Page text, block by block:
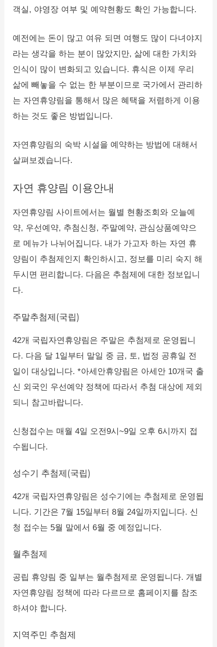
객실, 야영장 여부 및 예약현황도 확인 가능합니다.
예전에는 돈이 많고 여유 되면 여행도 많이 다녀야지
라는 생각을 하는 분이 많았지만, 삶에 대한 가치와
인식이 많이 변화되고 있습니다. 휴식은 이제 우리
삶에 빼놓을 수 없는 한 부분이므로 국가에서 관리하
는 자연휴양림을 통해서 많은 혜택을 저렴하게 이용
하는 것도 좋은 방법입니다.
자연휴양림의 숙박 시설을 예약하는 방법에 대해서
살펴보겠습니다.
자연 휴양림 이용안내
자연휴양림 사이트에서는 월별 현황조회와 오늘예
약, 우선예약, 추첨신청, 주말예약, 관심상품예약으
로 메뉴가 나뉘어집니다. 내가 가고자 하는 자연 휴
양림이 추첨제인지 확인하시고, 정보를 미리 숙지 해
두시면 편리합니다. 다음은 추첨제에 대한 정보입니
다.
주말추첨제(국립)
42개 국립자연휴양림은 주말은 추첨제로 운영됩니
다. 다음 달 1일부터 말일 중 금, 토, 법정 공휴일 전
일이 대상입니다. *아세안휴양림은 아세안 10개국 출
신 외국인 우선예약 정책에 따라서 추첨 대상에 제외
되니 참고바랍니다.
신청접수는 매월 4일 오전9시~9일 오후 6시까지 접
수됩니다.
성수기 추첨제(국립)
42개 국립자연휴양림은 성수기에는 추첨제로 운영됩
니다. 기간은 7월 15일부터 8월 24일까지입니다. 신
청 접수는 5월 말에서 6월 중 예정입니다.
월추첨제
공립 휴양림 중 일부는 월추첨제로 운영됩니다. 개별
자연휴양림 정책에 따라 다르므로 홈페이지를 참조
하셔야 합니다.
지역주민 추첨제